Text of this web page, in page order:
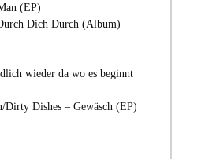
(EP)
Dich Durch (Album)
wieder da wo es beginnt
Dirty Dishes – Gewäsch (EP)